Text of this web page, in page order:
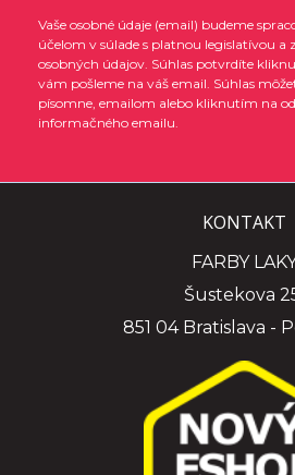
Vaše osobné údaje (email) budeme
účelom v súlade s platnou legislatívou a
osobných údajov. Súhlas potvrdíte
vám pošleme na váš email. Súhlas
písomne, emailom alebo kliknutím na
informačného emailu.
KONTAKT
FARBY
Šustekova
851 04 Bratislava -